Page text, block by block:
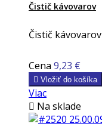
Čistič kávovarov
Čistič kávovarov
Cena 9,23 €
 Vložiť do košíka
Viac
 Na sklade